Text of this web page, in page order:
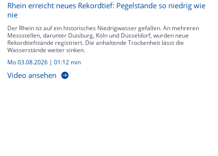
Rhein erreicht neues Rekordtief: Pegelstände so niedrig wie
nie
Der Rhein ist auf ein historisches Niedrigwasser gefallen. An mehreren
Messstellen, darunter Duisburg, Köln und Düsseldorf, wurden neue
Rekordtiefstände registriert. Die anhaltende Trockenheit lässt die
Wasserstände weiter sinken.
Mo 03.08.2026 | 01:12 min
Video ansehen